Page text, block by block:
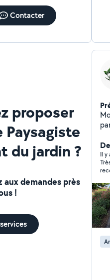
Contacter
proposer
Paysagiste
du jardin ?
aux demandes près
!
Il y